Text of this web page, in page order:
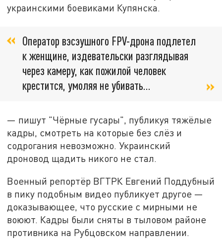
украинскими боевиками Купянска.
Оператор вэсэушного FPV-дрона подлетел
к женщине, издевательски разглядывая
через камеру, как пожилой человек
крестится, умоляя не убивать…
— пишут "Чёрные гусары", публикуя тяжёлые
кадры, смотреть на которые без слёз и
содрогания невозможно. Украинский
дроновод щадить никого не стал.
Военный репортёр ВГТРК Евгений Поддубный
в пику подобным видео публикует другое —
доказывающее, что русские с мирными не
воюют. Кадры были сняты в тыловом районе
противника на Рубцовском направлении.